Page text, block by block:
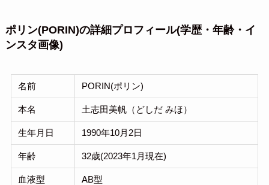
ポリン(PORIN)の詳細プロフィール(学歴・年齢・イ
ンスタ画像)
名前 PORIN(ポリン)
本名 土志田美帆（どしだ みほ）
生年月日 1990年10月2日
年齢 32歳(2023年1月現在)
血液型 AB型